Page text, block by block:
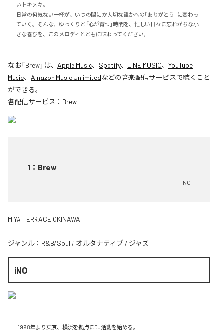
いトキメキ。
日常の何気ない一杯が、いつの間にか大切な誰かへの「ありがとう」に変わっ
ていく。そんな、ゆっくりと「心が育つ」時間を、忙しい日々に忘れがちな小
さな喜びを、このメロディとともに味わってください。
なお「Brew」は、 Apple Music、 Spotify、 LINE MUSIC、 YouTube
Music、 Amazon Music Unlimitedなどの音楽配信サービスで聴くこと
ができる。
各配信サービス： Brew
1 ： Brew
iNO
MIYA TERRACE OKINAWA
ジャンル： R&B/Soul / オルタナティブ / ジャズ
iNO
1998年より東京、横浜を拠点にDJ活動を始める。